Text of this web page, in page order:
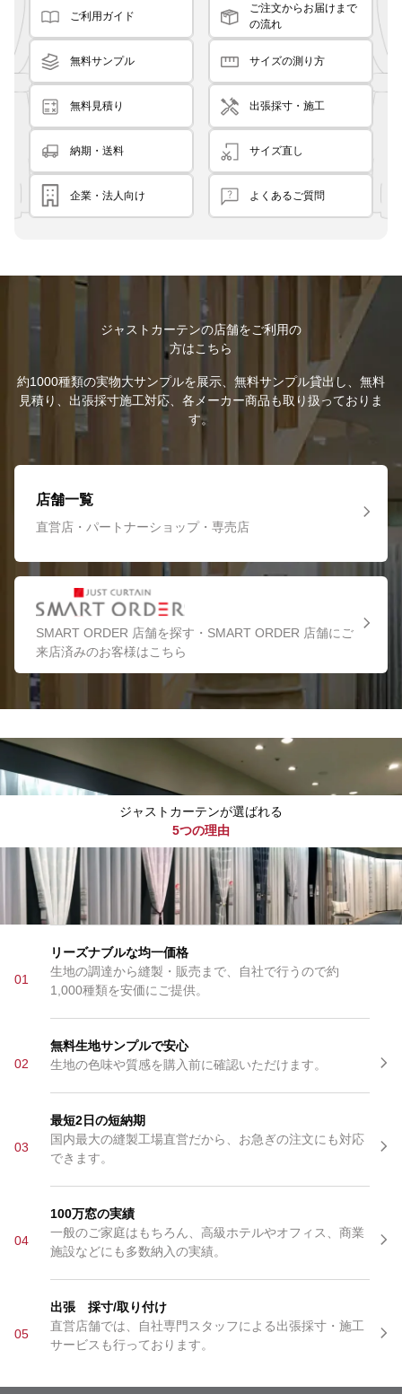
ご利用ガイド
ご注文からお届けまで
の流れ
無料サンプル サイズの測り方
無料見積り 出張採寸・施工
納期・送料 サイズ直し
企業・法人向け よくあるご質問
ジャストカーテンの店舗をご利用の
方はこちら
約1000種類の実物大サンプルを展示、無料サンプル貸出し、無料
見積り、出張採寸施工対応、各メーカー商品も取り扱っておりま
す。
店舗一覧
直営店・パートナーショップ・専売店
SMART ORDER 店舗を探す・SMART ORDER 店舗にご
来店済みのお客様はこちら
ジャストカーテンが選ばれる
5つの理由
01
リーズナブルな均一価格
生地の調達から縫製・販売まで、自社で行うので約
1,000種類を安価にご提供。
02
無料生地サンプルで安心
生地の色味や質感を購入前に確認いただけます。
03
最短2日の短納期
国内最大の縫製工場直営だから、お急ぎの注文にも対応
できます。
04
100万窓の実績
一般のご家庭はもちろん、高級ホテルやオフィス、商業
施設などにも多数納入の実績。
05
出張 採寸/取り付け
直営店舗では、自社専門スタッフによる出張採寸・施工
サービスも行っております。